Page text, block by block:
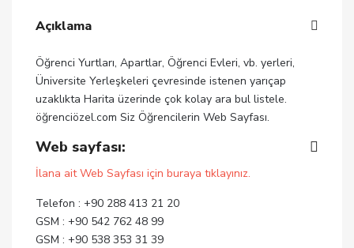
Açıklama
Öğrenci Yurtları, Apartlar, Öğrenci Evleri, vb. yerleri,
Üniversite Yerleşkeleri çevresinde istenen yarıçap
uzaklıkta Harita üzerinde çok kolay ara bul listele.
öğrenciözel.com Siz Öğrencilerin Web Sayfası.
Web sayfası:
İlana ait Web Sayfası için buraya tıklayınız.
Telefon : +90 288 413 21 20
GSM : +90 542 762 48 99
GSM : +90 538 353 31 39